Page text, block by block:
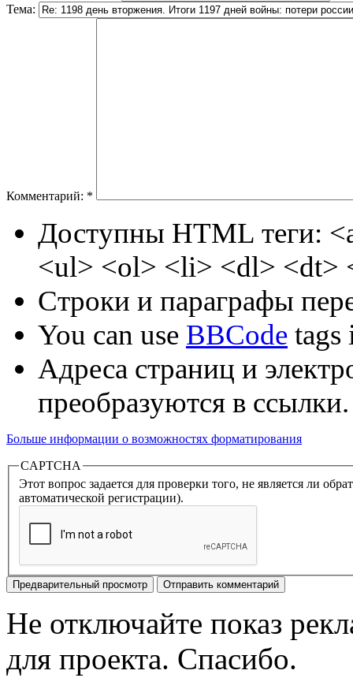
Тема:
Комментарий: *
Доступны HTML теги:
<ul> <ol> <li> <dl> <dt>
Строки и параграфы
You can use BBCode tags
Адреса страниц и
преобразуются в ссылки.
Больше информации о возможностях форматирования
CAPTCHA
Этот вопрос задается для проверки того, не является ли
автоматической регистрации).
Не отключайте показ
для проекта. Спасибо.